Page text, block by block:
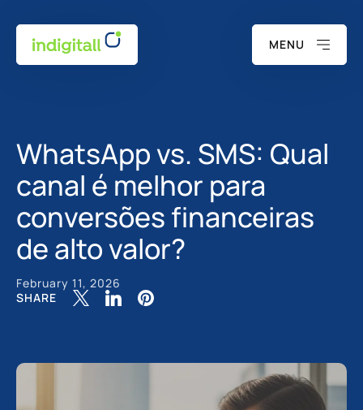
MENU
WhatsApp vs. SMS: Qual
canal é melhor para
conversões financeiras
de alto valor?
February 11, 2026
SHARE